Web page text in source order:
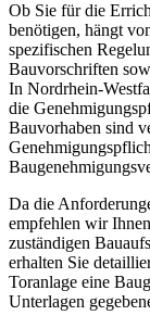
Ob Sie für die
benötigen, hängt
spezifischen
Bauvorschriften
In Nordrhein-
die
Bauvorhaben sind
Da die
empfehlen wir
zuständigen
erhalten Sie
Toranlage eine
Unterlagen